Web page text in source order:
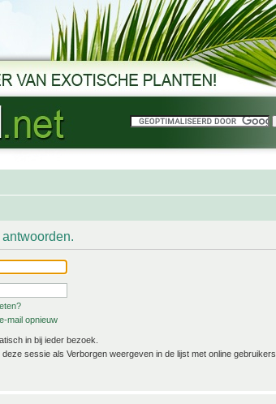
mail opnieuw
in bij ieder bezoek.
deze sessie als Verborgen weergeven in de lijst met online gebruikers.